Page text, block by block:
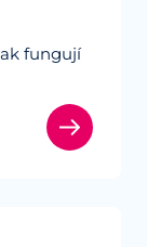
fungují